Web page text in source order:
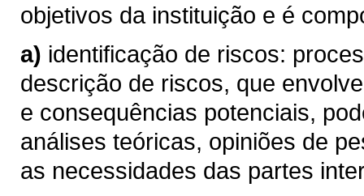
objetivos da instituição e é
a) identificação de riscos:
descrição de riscos, que
e consequências potenciais,
análises teóricas, opiniões de
as necessidades das partes